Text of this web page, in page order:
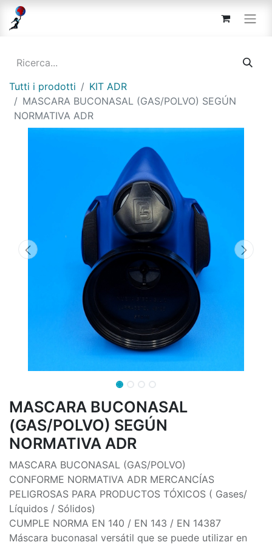
Tutti i prodotti
KIT ADR
MASCARA BUCONASAL (GAS/POLVO) SEGÚN
NORMATIVA ADR
MASCARA BUCONASAL
(GAS/POLVO) SEGÚN
NORMATIVA ADR
MASCARA BUCONASAL (GAS/POLVO)
CONFORME NORMATIVA ADR MERCANCÍAS
PELIGROSAS PARA PRODUCTOS TÓXICOS ( Gases/
Líquidos / Sólidos)
CUMPLE NORMA EN 140 / EN 143 / EN 14387
Máscara buconasal versátil que se puede utilizar en